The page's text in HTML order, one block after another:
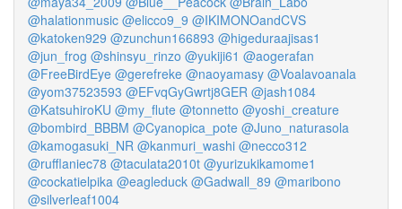
@halationmusic @elicco9_9 @IKIMONOandCVS
@katoken929 @zunchun166893 @higeduraajisas1
@jun_frog @shinsyu_rinzo @yukiji61 @aogerafan
@FreeBirdEye @gerefreke @naoyamasy @Voalavoanala
@yom37523593 @EFvqGyGwrtj8GER @jash1084
@KatsuhiroKU @my_flute @tonnetto @yoshi_creature
@bombird_BBBM @Cyanopica_pote @Juno_naturasola
@kamogasuki_NR @kanmuri_washi @necco312
@rufflaniec78 @taculata2010t @yurizukikamome1
@cockatielpika @eagleduck @Gadwall_89 @maribono
@silverleaf1004